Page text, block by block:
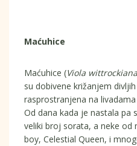
Maćuhice
Maćuhice (Viola wittrockiana
su dobivene križanjem
rasprostranjena na
Od dana kada je nastala pa
veliki broj sorata, a neke od
boy, Celestial Queen, i